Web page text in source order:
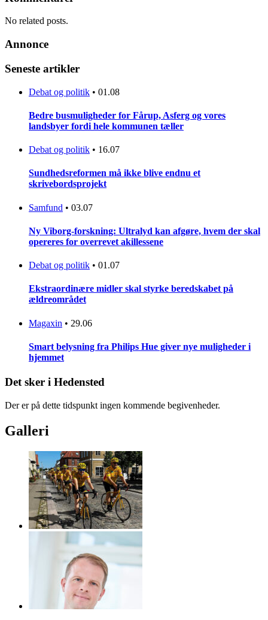
No related posts.
Annonce
Seneste artikler
Debat og politik • 01.08
Bedre busmuligheder for Fårup, Asferg og vores
landsbyer fordi hele kommunen tæller
Debat og politik • 16.07
Sundhedsreformen må ikke blive endnu et
skrivebordsprojekt
Samfund • 03.07
Ny Viborg-forskning: Ultralyd kan afgøre, hvem der skal
opereres for overrevet akillessene
Debat og politik • 01.07
Ekstraordinære midler skal styrke beredskabet på
ældreområdet
Magaxin • 29.06
Smart belysning fra Philips Hue giver nye muligheder i
hjemmet
Det sker i Hedensted
Der er på dette tidspunkt ingen kommende begivenheder.
Galleri